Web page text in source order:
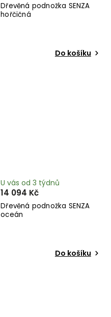
Dřevěná podnožka SENZA
hořčičná
Do košíku
Dřevěná podnožka SENZA
oceán
U vás od 3 týdnů
14 094 Kč
Do košíku